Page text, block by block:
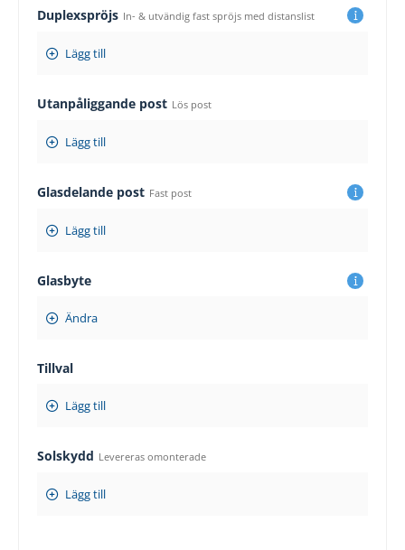
Duplexspröjs In- & utvändig fast spröjs med distanslist
Lägg till
Utanpåliggande post Lös post
Lägg till
Glasdelande post Fast post
Lägg till
Glasbyte
Ändra
Tillval
Lägg till
Solskydd Levereras omonterade
Lägg till